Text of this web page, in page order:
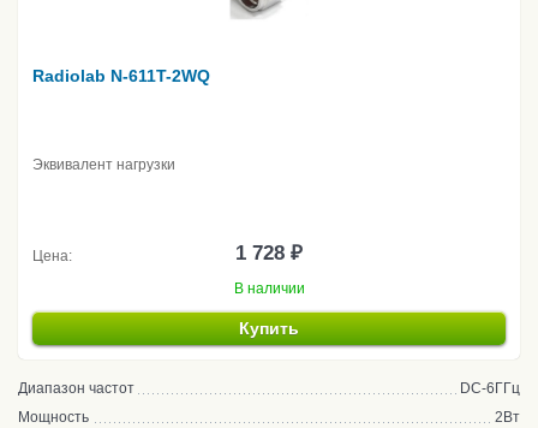
Radiolab N-611T-2WQ
Эквивалент нагрузки
Цена: 1 728 ₽
В наличии
Купить
Диапазон частот
DC-6ГГц
Мощность
2Вт